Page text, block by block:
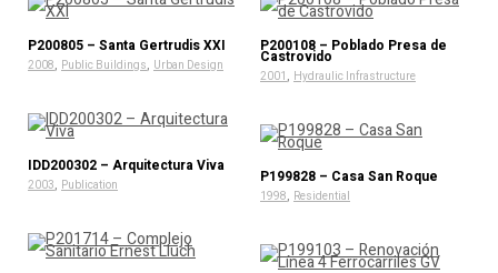
P200805 – Santa Gertrudis XXI
2008, Public Buildings, Urban Design
P200108 – Poblado Presa de
Castrovido
2001 , Hydraulic Infrastructure
IDD200302 – Arquitectura Viva
2003, Publication P199828 – Casa San Roque
1998, Residential